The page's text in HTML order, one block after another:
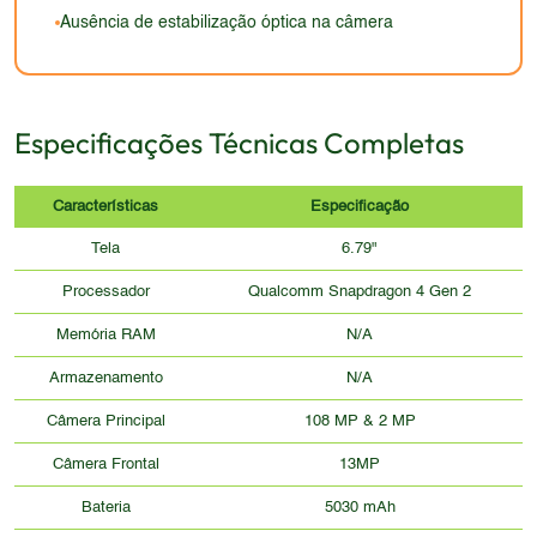
Ausência de estabilização óptica na câmera
Especificações Técnicas Completas
Características Especificação
Tela 6.79"
Processador Qualcomm Snapdragon 4 Gen 2
Memória RAM N/A
Armazenamento N/A
Câmera Principal 108 MP & 2 MP
Câmera Frontal 13MP
Bateria 5030 mAh